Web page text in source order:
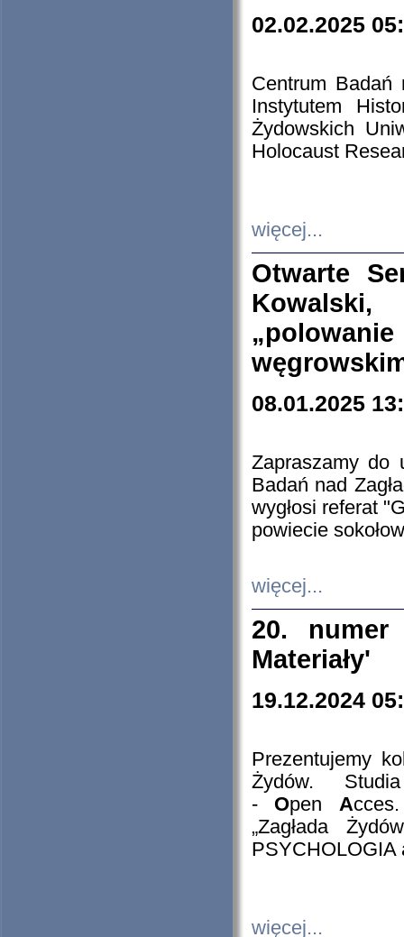
02.02.2025
Centrum Badań
Instytutem
Żydowskich
Holocaust
więcej...
Otwarte
08.01.2025
Zapraszamy do
Badań nad
wygłosi referat
powiecie
więcej...
20. numer
Materiały'
19.12.2024
Prezentujemy
Żydów.
- Open A
„Zagłada
PSYCHOLOGIA
więcej...